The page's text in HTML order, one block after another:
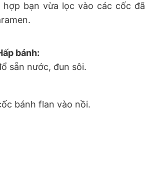
bạn vừa lọc vào các cốc đã
bánh:
sẵn nước, đun sôi.
bánh flan vào nồi.